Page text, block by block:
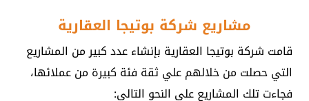
مشاريع شركة بوتيجا العقارية
قامت شركة بوتيجا العقارية بإنشاء عدد كبير من المشاريع
التي حصلت من خلالهم علي ثقة فئة كبيرة من عملائها،
فجاءت تلك المشاريع علي النحو التالي: